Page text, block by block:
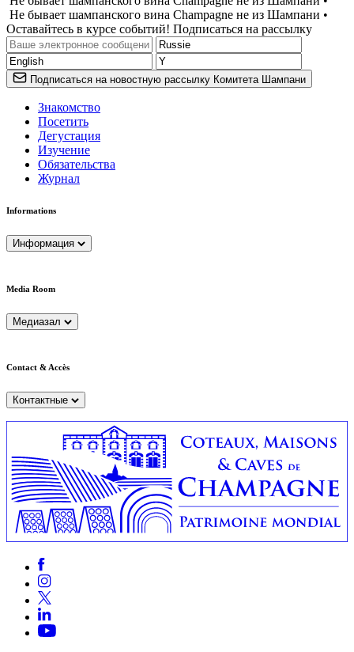
Не бывает шампанского вина Champagne не из Шампани •
Оставайтесь в курсе событий! Подписаться на рассылку
Подписаться на новостную рассылку Комитета Шампани
Знакомство
Посетить
Дегустация
Изучение
Обязательства
Журнал
Informations
Информация
Media Room
Медиазал
Contact & Accès
Контактные